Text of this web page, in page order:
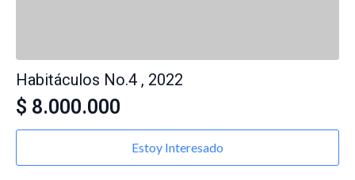
Habitáculos No.4 , 2022
$ 8.000.000
Estoy Interesado